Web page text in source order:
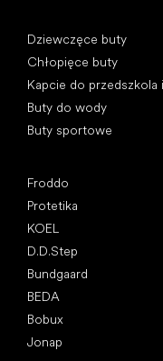
Dziewczęce buty
Chłopięce buty
Kapcie do przedszkola
Buty do wody
Buty sportowe
Froddo
Protetika
KOEL
D.D.Step
Bundgaard
BEDA
Bobux
Jonap